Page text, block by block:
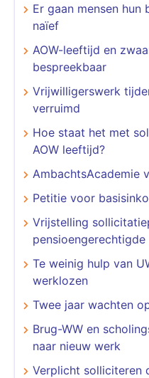
Er gaan mensen hun
naïef
AOW-leeftijd en
bespreekbaar
Vrijwilligerswerk
verruimd
Hoe staat het met
AOW leeftijd?
AmbachtsAcademie
Petitie voor
Vrijstelling
Te weinig hulp van
werklozen
Twee jaar wachten
Brug-WW en
naar nieuw werk
Verplicht solliciteren